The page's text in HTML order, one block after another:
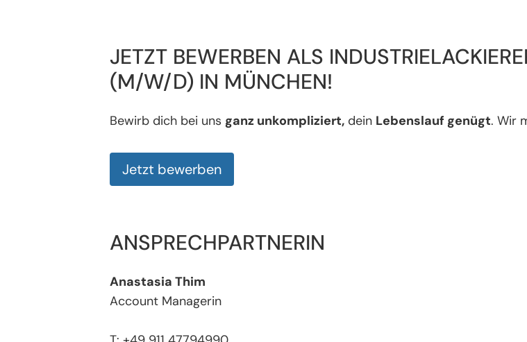
JETZT BEWERBEN ALS
(M/W/D) IN MÜNCHEN!
Bewirb dich bei uns ganz unkompliziert, dein Lebenslauf genügt. Wir
Jetzt bewerben
ANSPRECHPARTNERIN
Anastasia Thim
Account Managerin